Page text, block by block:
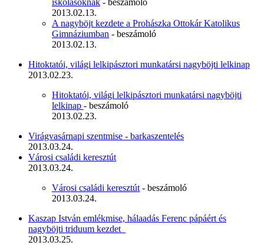
2013.02.13.
A nagyböjt kezdete a Prohászka Ottokár Katolikus
Gimnáziumban - beszámoló
2013.02.13.
Hitoktatói, világi lelkipásztori munkatársi nagyböjti lelkinap
2013.02.23.
Hitoktatói, világi lelkipásztori munkatársi nagyböjti
lelkinap - beszámoló
2013.02.23.
Virágvasárnapi szentmise - barkaszentelés
2013.03.24.
Városi családi keresztút
2013.03.24.
Városi családi keresztút - beszámoló
2013.03.24.
Kaszap István emlékmise, hálaadás Ferenc pápáért és
nagyböjti triduum kezdet
2013.03.25.